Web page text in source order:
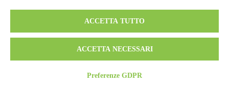
ACCETTA TUTTO
ACCETTA NECESSARI
Preferenze GDPR